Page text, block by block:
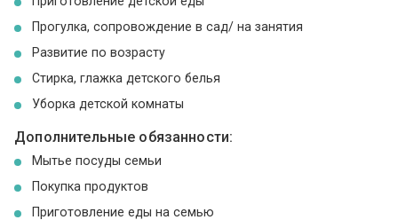
Прогулка, сопровождение в сад/ на занятия
Развитие по возрасту
Стирка, глажка детского белья
Уборка детской комнаты
Дополнительные обязанности:
Мытье посуды семьи
Покупка продуктов
Приготовление еды на семью